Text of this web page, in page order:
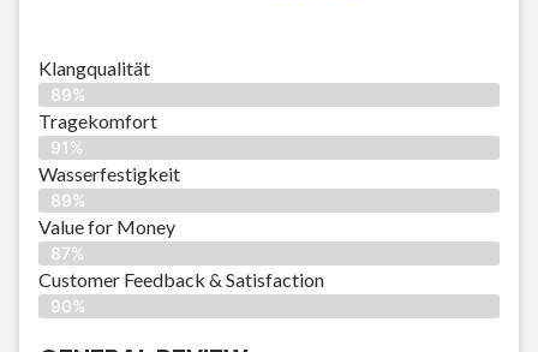
Klangqualität
89%
Tragekomfort
91%
Wasserfestigkeit
89%
Value for Money
87%
Customer Feedback & Satisfaction​
90%